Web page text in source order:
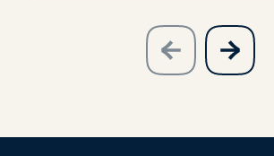
previous
slide
next
slide